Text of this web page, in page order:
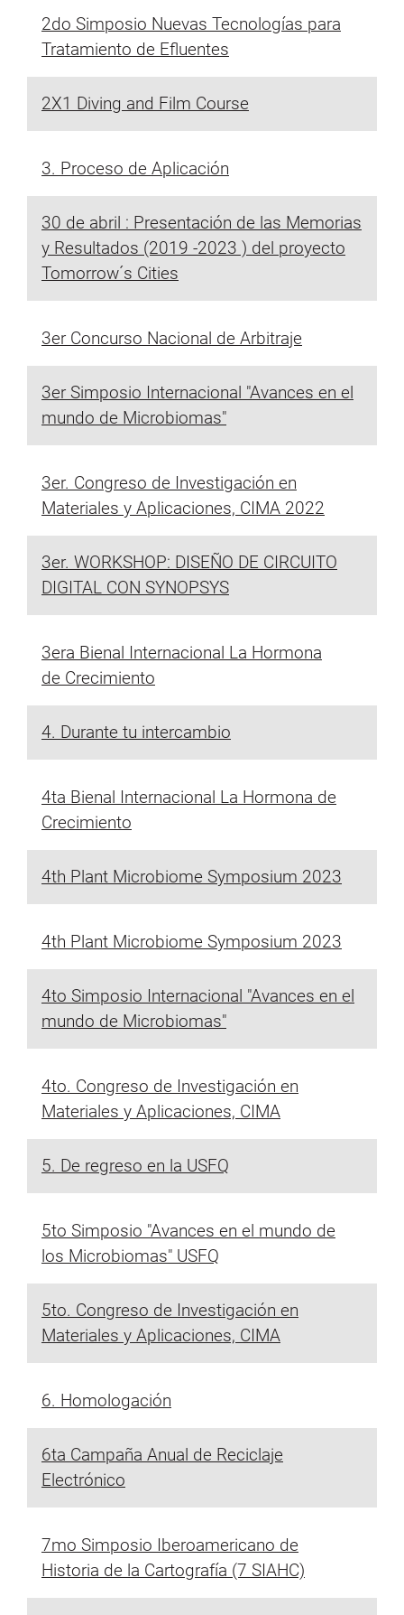
2do Simposio Nuevas Tecnologías para
Tratamiento de Efluentes
2X1 Diving and Film Course
3. Proceso de Aplicación
30 de abril : Presentación de las Memorias
y Resultados (2019 -2023 ) del proyecto
Tomorrow´s Cities
3er Concurso Nacional de Arbitraje
3er Simposio Internacional "Avances en el
mundo de Microbiomas"
3er. Congreso de Investigación en
Materiales y Aplicaciones, CIMA 2022
3er. WORKSHOP: DISEÑO DE CIRCUITO
DIGITAL CON SYNOPSYS
3era Bienal Internacional La Hormona
de Crecimiento
4. Durante tu intercambio
4ta Bienal Internacional La Hormona de
Crecimiento
4th Plant Microbiome Symposium 2023
4th Plant Microbiome Symposium 2023
4to Simposio Internacional "Avances en el
mundo de Microbiomas"
4to. Congreso de Investigación en
Materiales y Aplicaciones, CIMA
5. De regreso en la USFQ
5to Simposio "Avances en el mundo de
los Microbiomas" USFQ
5to. Congreso de Investigación en
Materiales y Aplicaciones, CIMA
6. Homologación
6ta Campaña Anual de Reciclaje
Electrónico
7mo Simposio Iberoamericano de
Historia de la Cartografía (7 SIAHC)